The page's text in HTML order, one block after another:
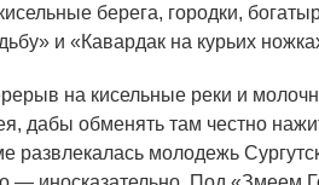
берега, городки,
и «Кавардак на курьих
на кисельные реки и
дабы обменять там честно
развлекалась молодежь